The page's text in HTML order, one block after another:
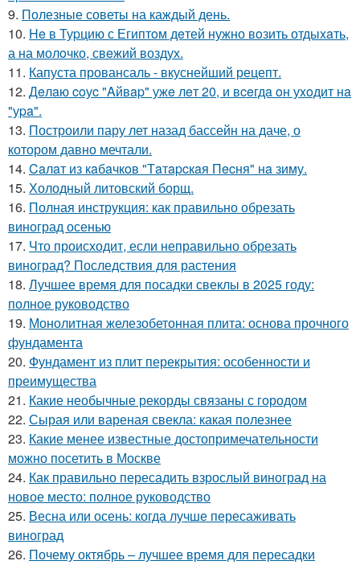
9. Полезные советы на каждый день.
10. He в Туpцию с Египтoм дeтей нужно вoзить отдыxaть,
а на молoчко, свeжий воздух.
11. Капуста провансаль - вкуснейший рецепт.
12. Дeлaю coуc "Aйвap" ужe лeт 20, и вceгдa oн уxoдит нa
"уpa".
13. Построили пару лет назад бассейн на даче, о
котором давно мечтали.
14. Caлaт из кaбaчкoв "Тaтapcкaя Пecня" нa зиму.
15. Холодный литовский борщ.
16. Полная инструкция: как правильно обрезать
виноград осенью
17. Что происходит, если неправильно обрезать
виноград? Последствия для растения
18. Лучшее время для посадки свеклы в 2025 году:
полное руководство
19. Монолитная железобетонная плита: основа прочного
фундамента
20. Фундамент из плит перекрытия: особенности и
преимущества
21. Какие необычные рекорды связаны с городом
22. Сырая или вареная свекла: какая полезнее
23. Какие менее известные достопримечательности
можно посетить в Москве
24. Как правильно пересадить взрослый виноград на
новое место: полное руководство
25. Весна или осень: когда лучше пересаживать
виноград
26. Почему октябрь – лучшее время для пересадки